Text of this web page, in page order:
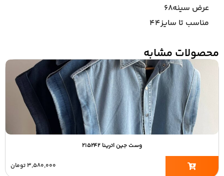
عرض سینه۶۸
مناسب تا سایز۴۴
محصولات مشابه
وست جین اترینا ۲۱۵۲۴۲
۳,۵۸۰,۰۰۰تومان